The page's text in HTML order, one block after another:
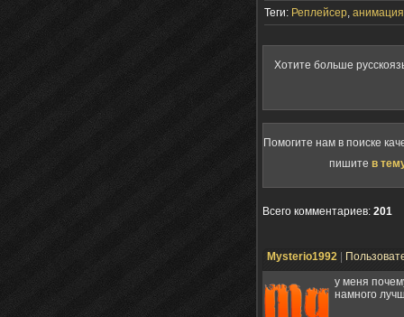
Теги: Реплейсер, анимация
Хотите больше
Помогите нам в поиске
пишите в
Всего комментариев: 201
Mysterio1992
у меня
намного